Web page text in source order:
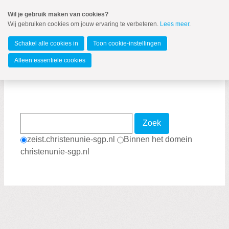
naar
Spring
de
inhoud
Spring
naar
Zeist
MENU
Zoeken
Zoek
zeist.christenunie-sgp.nl
Binnen het domein
christenunie-sgp.nl
Wil je gebruik maken van cookies?
Wij gebruiken cookies om jouw ervaring te verbeteren. Lees meer.
Schakel alle cookies in Toon cookie-instellingen
Alleen essentiële cookies